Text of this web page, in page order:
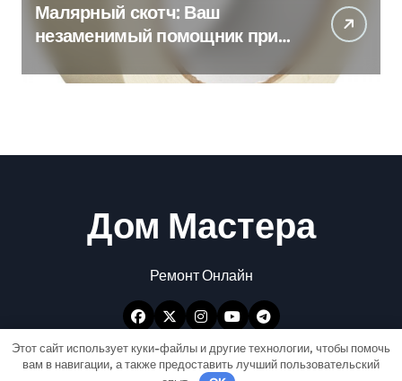
Малярный скотч: Ваш
незаменимый помощник при
Дом Мастера
Ремонт Онлайн
Этот сайт использует куки-файлы и другие технологии, чтобы помочь
вам в навигации, а также предоставить лучший пользовательский